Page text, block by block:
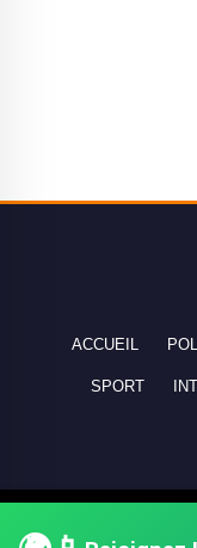
ACCUEIL
SPORT